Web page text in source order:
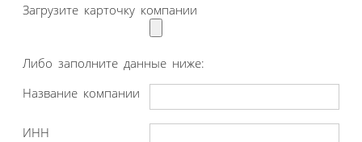
Загрузите карточку компании
Либо заполните данные ниже:
Название компании
ИНН